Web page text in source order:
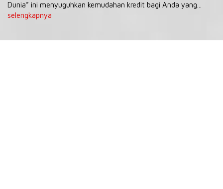
Dunia” ini menyuguhkan kemudahan kredit bagi Anda yang...
selengkapnya